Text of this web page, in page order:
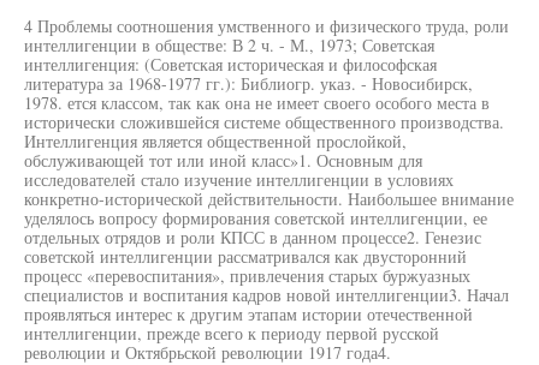
4 Проблемы соотношения умственного и физического труда, роли
интеллигенции в обществе: В 2 ч. - М., 1973; Советская
интеллигенция: (Советская историческая и философская
литература за 1968-1977 гг.): Библиогр. указ. - Новосибирск,
1978. ется классом, так как она не имеет своего особого места в
исторически сложившейся системе общественного производства.
Интеллигенция является общественной прослойкой,
обслуживающей тот или иной класс»1. Основным для
исследователей стало изучение интеллигенции в условиях
конкретно-исторической действительности. Наибольшее внимание
уделялось вопросу формирования советской интеллигенции, ее
отдельных отрядов и роли КПСС в данном процессе2. Генезис
советской интеллигенции рассматривался как двусторонний
процесс «перевоспитания», привлечения старых буржуазных
специалистов и воспитания кадров новой интеллигенции3. Начал
проявляться интерес к другим этапам истории отечественной
интеллигенции, прежде всего к периоду первой русской
революции и Октябрьской революции 1917 года4.